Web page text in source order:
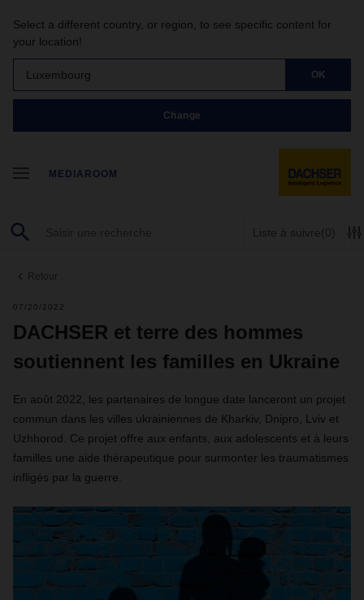
Select a different country, or region, to see specific content for
your location!
Luxembourg OK
Change
MEDIAROOM
Liste à suivre(0)
Retour
07/20/2022
DACHSER et terre des hommes
soutiennent les familles en Ukraine
En août 2022, les partenaires de longue date lanceront un projet
commun dans les villes ukrainiennes de Kharkiv, Dnipro, Lviv et
Uzhhorod. Ce projet offre aux enfants, aux adolescents et à leurs
familles une aide thérapeutique pour surmonter les traumatismes
infligés par la guerre.